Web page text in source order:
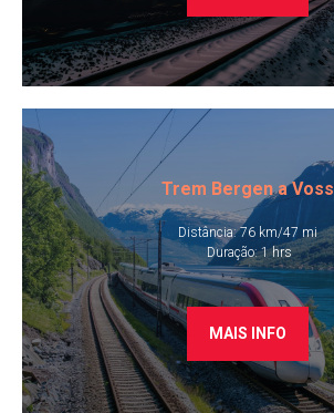
Trem Bergen a Voss
Distância: 76 km/47 mi
​ Duração: 1 hrs
MAIS INFO